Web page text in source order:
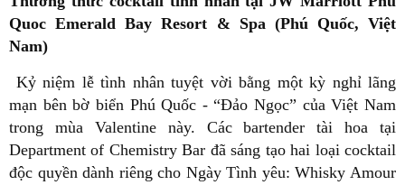
Quoc Emerald Bay Resort & Spa (Phú Quốc, Việt
Nam)
Kỷ niệm lễ tình nhân tuyệt vời bằng một kỳ nghỉ lãng
mạn bên bờ biển Phú Quốc - “Đảo Ngọc” của Việt Nam
trong mùa Valentine này. Các bartender tài hoa tại
Department of Chemistry Bar đã sáng tạo hai loại cocktail
độc quyền dành riêng cho Ngày Tình yêu: Whisky Amour